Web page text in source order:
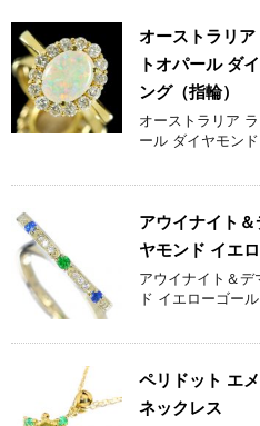
オーストラリ
トオパール ダ
ング（指輪）
オーストラリア
ール ダイヤモン
アウイナイト
ヤモンド イエ
アウイナイト＆
ド イエローゴー
ペリドット エ
ネックレス